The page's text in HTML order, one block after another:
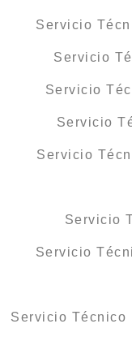
Servicio
Servicio
Servicio
Servicio
Servicio
Servicio
Servicio
Servicio